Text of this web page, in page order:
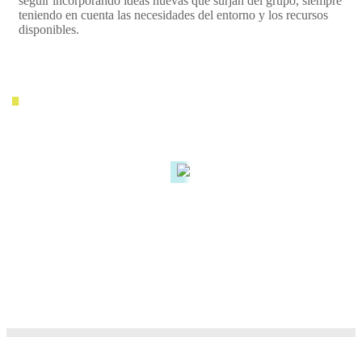
teniendo en cuenta las necesidades del entorno y los recursos
disponibles.